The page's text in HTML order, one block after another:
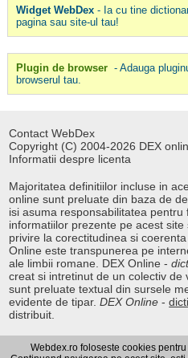
Widget WebDex- Ia cu tine
pagina sau site-ul tau!
Plugin de browser - Adauga
browserul tau.
Contact WebDex
Copyright (C) 2004-2026 DEX
Informatii despre licenta
Majoritatea definitiilor incluse in
online sunt preluate din baza de
isi asuma responsabilitatea
informatiilor prezente pe acest
privire la corectitudinea si
Online este transpunerea pe
ale limbii romane. DEX Online -
creat si intretinut de un colectiv de
sunt preluate textual din sursele
evidente de tipar.DEX Online -
distribuit.
Curs valutar|Kurs walut|Pret fier
Webdex.ro foloseste cookies